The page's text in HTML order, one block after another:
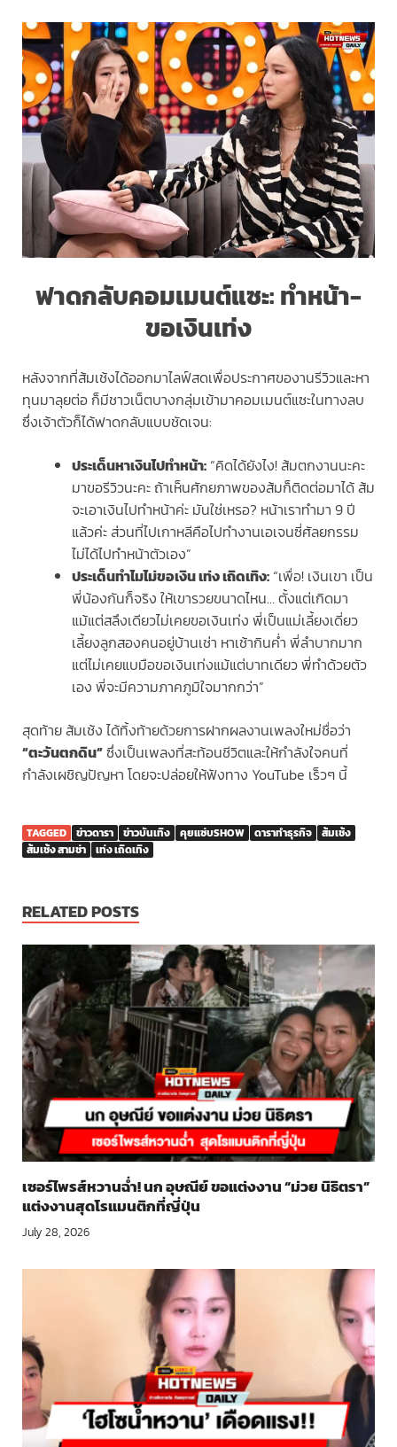
ฟาดกลับคอมเมนต์แซะ: ทำหน้า-
ขอเงินเท่ง
หลังจากที่ส้มเช้งได้ออกมาไลฟ์สดเพื่อประกาศของานรีวิวและหา
ทุนมาลุยต่อ ก็มีชาวเน็ตบางกลุ่มเข้ามาคอมเมนต์แซะในทางลบ
ซึ่งเจ้าตัวก็ได้ฟาดกลับแบบชัดเจน:
ประเด็นหาเงินไปทำหน้า: “คิดได้ยังไง! ส้มตกงานนะคะ
มาขอรีวิวนะคะ ถ้าเห็นศักยภาพของส้มก็ติดต่อมาได้ ส้ม
จะเอาเงินไปทำหน้าค่ะ มันใช่เหรอ? หน้าเราทำมา 9 ปี
แล้วค่ะ ส่วนที่ไปเกาหลีคือไปทำงานเอเจนซี่ศัลยกรรม
ไม่ได้ไปทำหน้าตัวเอง”
ประเด็นทำไมไม่ขอเงิน เท่ง เถิดเทิง: “เพื่อ! เงินเขา เป็น
พี่น้องกันก็จริง ให้เขารวยขนาดไหน… ตั้งแต่เกิดมา
แม้แต่สลึงเดียวไม่เคยขอเงินเท่ง พี่เป็นแม่เลี้ยงเดี่ยว
เลี้ยงลูกสองคนอยู่บ้านเช่า หาเช้ากินค่ำ พี่ลำบากมาก
แต่ไม่เคยแบมือขอเงินเท่งแม้แต่บาทเดียว พี่ทำด้วยตัว
เอง พี่จะมีความภาคภูมิใจมากกว่า”
สุดท้าย ส้มเช้ง ได้ทิ้งท้ายด้วยการฝากผลงานเพลงใหม่ชื่อว่า
“ตะวันตกดิน”ซึ่งเป็นเพลงที่สะท้อนชีวิตและให้กำลังใจคนที่
กำลังเผชิญปัญหา โดยจะปล่อยให้ฟังทาง YouTube เร็วๆ นี้
TAGGED ข่าวดารา ข่าวบันเทิง คุยแซ่บSHOW ดาราทำธุรกิจ
ส้มเช้ง
ส้มเช้ง สามช่า
เท่ง เถิดเทิง
RELATED POSTS
เซอร์ไพรส์หวานฉ่ำ! นก อุษณีย์ ขอแต่งงาน “ม่วย นิธิตรา”
แต่งงานสุดโรแมนติกที่ญี่ปุ่น
July 28, 2026